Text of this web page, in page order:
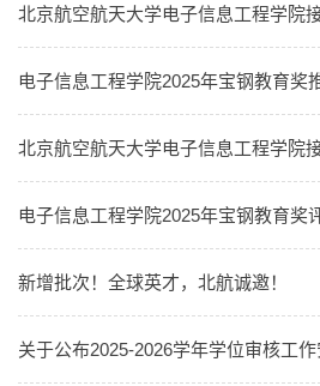
新增批次！全球英才，北航诚邀！